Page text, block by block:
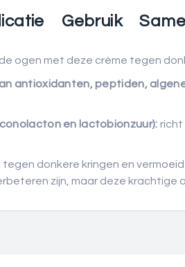
Gebruik
ogen met deze crème tegen
antioxidanten, peptiden,
en lactobionzuur): richt
donkere kringen en
zijn, maar deze